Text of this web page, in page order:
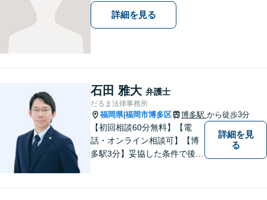
す。
詳細を見る
石田 雅大 弁護士
だるま法律事務所
福岡県|福岡市博多区 博多駅 から徒歩3分
【初回相談60分無料】【電
話・オンライン相談可】【博
多駅3分】妥協した条件で後悔
詳細を見
る